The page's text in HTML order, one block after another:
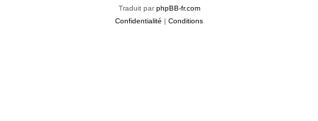
Traduit parphpBB-fr.com
Confidentialité | Conditions